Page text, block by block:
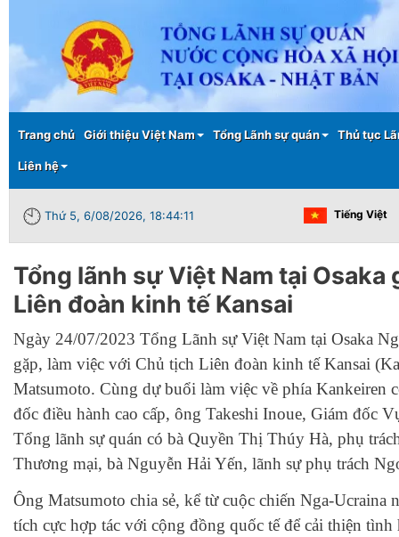
Main menu
Trang chủ Giới thiệu Việt Nam Tổng Lãnh sự quán Thủ tục
Liên hệ
Thứ 5, 6/08/2026, 18:44:11 Tiếng Việt
Tổng lãnh sự Việt Nam tại Osaka
Liên đoàn kinh tế Kansai
Ngày 24/07/2023 Tổng Lãnh sự Việt Nam tại Osaka
gặp, làm việc với Chủ tịch Liên đoàn kinh tế Kansai
Matsumoto. Cùng dự buổi làm việc về phía Kankeiren
đốc điều hành cao cấp, ông Takeshi Inoue, Giám đốc
Tổng lãnh sự quán có bà Quyền Thị Thúy Hà, phụ
Thương mại, bà Nguyễn Hải Yến, lãnh sự phụ trách
Ông Matsumoto chia sẻ, kể từ cuộc chiến Nga-Ucraina
tích cực hợp tác với cộng đồng quốc tế để cải thiện